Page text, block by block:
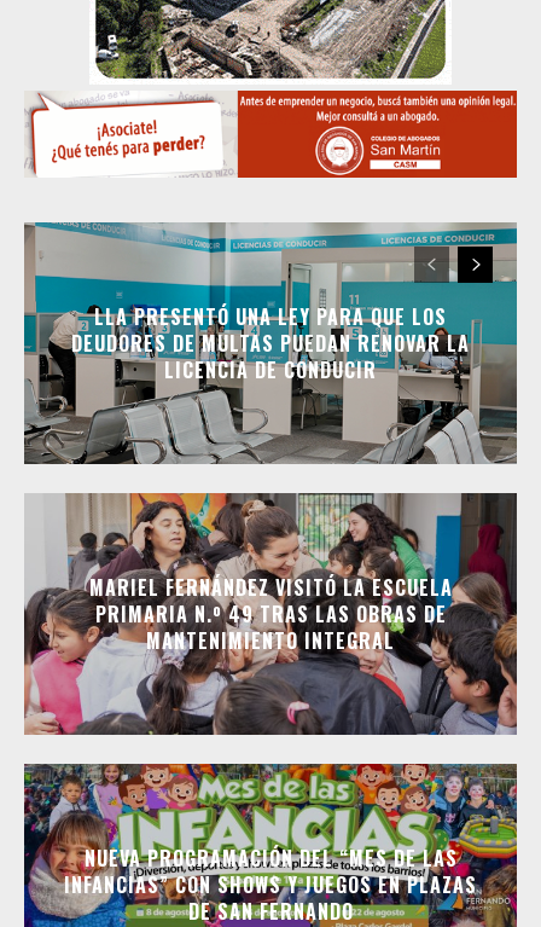
LLA PRESENTÓ UNA LEY PARA QUE LOS
DEUDORES DE MULTAS PUEDAN RENOVAR LA
LICENCIA DE CONDUCIR
MARIEL FERNÁNDEZ VISITÓ LA ESCUELA
PRIMARIA N.º 49 TRAS LAS OBRAS DE
MANTENIMIENTO INTEGRAL
NUEVA PROGRAMACIÓN DEL “MES DE LAS
INFANCIAS” CON SHOWS Y JUEGOS EN PLAZAS
DE SAN FERNANDO